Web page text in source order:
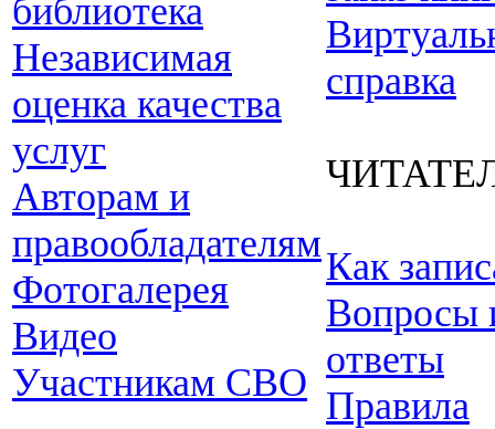
библиотека
Независимая
оценка качества
услуг
Авторам и
правообладателям
Фотогалерея
Видео
Участникам СВО
справка
Как
Вопросы
ответы
Правила